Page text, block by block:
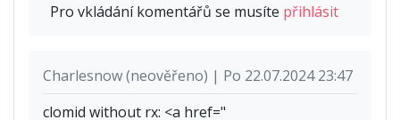
Pro vkládání komentářů se musíte přihlásit
Charlesnow (neověřeno) | Po 22.07.2024 23:47
clomid without rx: <a href="